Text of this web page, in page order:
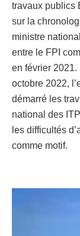
travaux publics
sur la
ministre
entre le FPI
en février 2021.
octobre 2022,
démarré les
national des
les difficultés
comme motif.